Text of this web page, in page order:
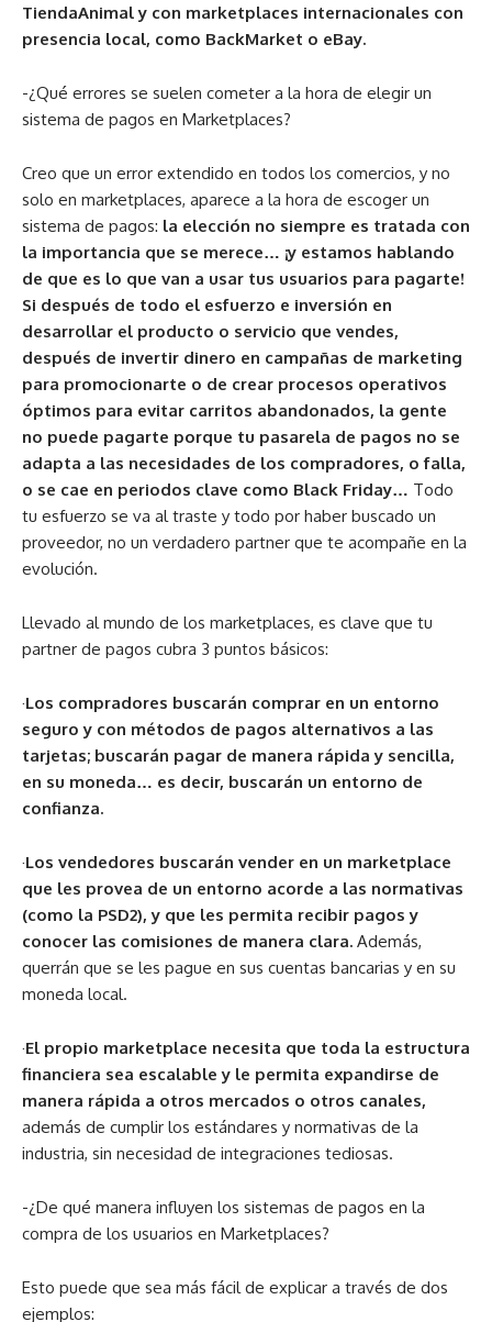
TiendaAnimal y con marketplaces internacionales con
presencia local, como BackMarket o eBay.
-¿Qué errores se suelen cometer a la hora de elegir un
sistema de pagos en Marketplaces?
Creo que un error extendido en todos los comercios, y no
solo en marketplaces, aparece a la hora de escoger un
sistema de pagos: la elección no siempre es tratada con
la importancia que se merece… ¡y estamos hablando
de que es lo que van a usar tus usuarios para pagarte!
Si después de todo el esfuerzo e inversión en
desarrollar el producto o servicio que vendes,
después de invertir dinero en campañas de marketing
para promocionarte o de crear procesos operativos
óptimos para evitar carritos abandonados, la gente
no puede pagarte porque tu pasarela de pagos no se
adapta a las necesidades de los compradores, o falla,
o se cae en periodos clave como Black Friday… Todo
tu esfuerzo se va al traste y todo por haber buscado un
proveedor, no un verdadero partner que te acompañe en la
evolución.
Llevado al mundo de los marketplaces, es clave que tu
partner de pagos cubra 3 puntos básicos:
·Los compradores buscarán comprar en un entorno
seguro y con métodos de pagos alternativos a las
tarjetas; buscarán pagar de manera rápida y sencilla,
en su moneda… es decir, buscarán un entorno de
confianza.
·Los vendedores buscarán vender en un marketplace
que les provea de un entorno acorde a las normativas
(como la PSD2), y que les permita recibir pagos y
conocer las comisiones de manera clara. Además,
querrán que se les pague en sus cuentas bancarias y en su
moneda local.
·El propio marketplace necesita que toda la estructura
financiera sea escalable y le permita expandirse de
manera rápida a otros mercados o otros canales,
además de cumplir los estándares y normativas de la
industria, sin necesidad de integraciones tediosas.
-¿De qué manera influyen los sistemas de pagos en la
compra de los usuarios en Marketplaces?
Esto puede que sea más fácil de explicar a través de dos
ejemplos: